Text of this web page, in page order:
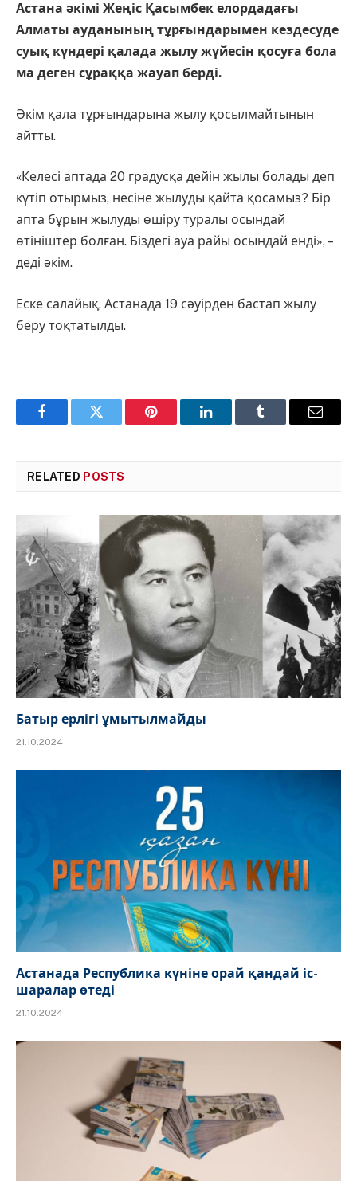
Астана әкімі Жеңіс Қасымбек елордадағы
Алматы ауданының тұрғындарымен кездесуде
суық күндері қалада жылу жүйесін қосуға бола
ма деген сұраққа жауап берді.
Әкім қала тұрғындарына жылу қосылмайтынын
айтты.
«Келесі аптада 20 градусқа дейін жылы болады деп
күтіп отырмыз, несіне жылуды қайта қосамыз? Бір
апта бұрын жылуды өшіру туралы осындай
өтініштер болған. Біздегі ауа райы осындай енді», –
деді әкім.
Еске салайық, Астанада 19 сәуірден бастап жылу
беру тоқтатылды.
FacebookTwitter Pinterest LinkedInTumblr Email
RELATED POSTS
Батыр ерлігі ұмытылмайды
21.10.2024
Астанада Республика күніне орай қандай іс-
шаралар өтеді
21.10.2024